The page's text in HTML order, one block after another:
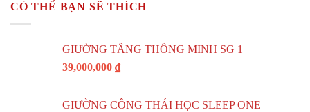
CÓ THỂ BẠN SẼ THÍCH
GIƯỜNG TÂNG THÔNG MINH SG 1
39,000,000 ₫
GIƯỜNG CÔNG THÁI HỌC SLEEP ONE